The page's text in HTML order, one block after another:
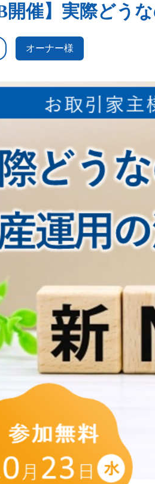
充実のサービス付帯
優待制度＆24時間窓口
法人契約を増やしたい
空室保証が欲しい
収益物件が欲しい
ご入居後の過ごし方
賃貸経営の開始・改善
賃貸経営サポート
売却・買取
借りたい（お部屋探しの
開催】実際どう
オーナー様